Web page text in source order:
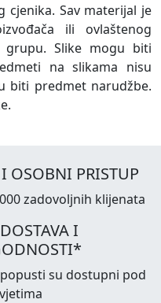
cjenika. Sav materijal je
ili ovlaštenog
Slike mogu biti
na slikama nisu
biti predmet narudžbe.
OSOBNI PRISTUP
zadovoljnih klijenata
I
su dostupni pod